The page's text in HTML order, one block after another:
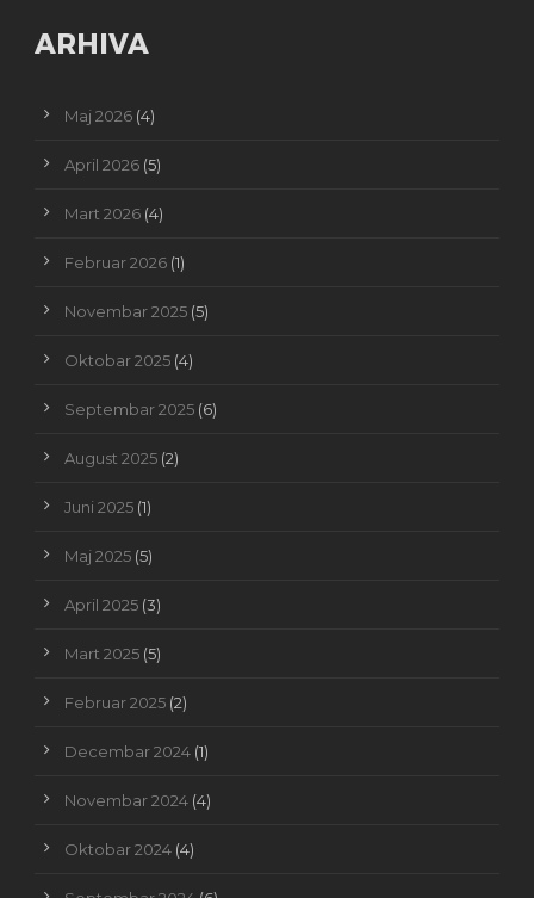
ARHIVA
Maj 2026 (4)
April 2026 (5)
Mart 2026 (4)
Februar 2026 (1)
Novembar 2025 (5)
Oktobar 2025 (4)
Septembar 2025 (6)
August 2025 (2)
Juni 2025 (1)
Maj 2025 (5)
April 2025 (3)
Mart 2025 (5)
Februar 2025 (2)
Decembar 2024 (1)
Novembar 2024 (4)
Oktobar 2024 (4)